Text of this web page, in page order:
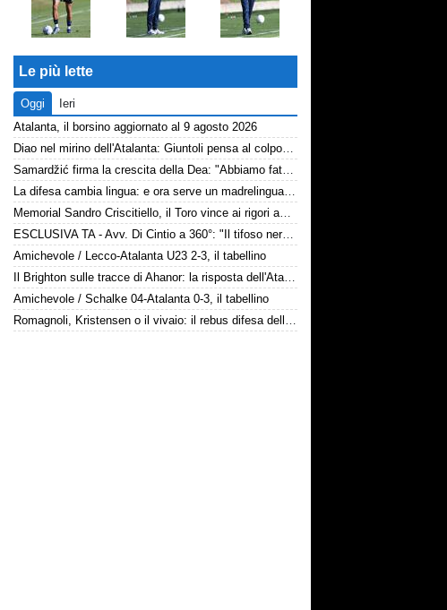
Le più lette
Oggi
Ieri
Atalanta, il borsino aggiornato al 9 agosto 2026
Diao nel mirino dell'Atalanta: Giuntoli pensa al colpo dal Como
Samardžić firma la crescita della Dea: "Abbiamo fatto vedere cosa possiamo fare"
La difesa cambia lingua: e ora serve un madrelingua della zona
Memorial Sandro Criscitiello, il Toro vince ai rigori ad Avellino
ESCLUSIVA TA - Avv. Di Cintio a 360°: "Il tifoso nerazzurro non può sentirsi trattato come un bancomat! Diamo tempo a Sarri, su Samardžić..."
Amichevole / Lecco-Atalanta U23 2-3, il tabellino
Il Brighton sulle tracce di Ahanor: la risposta dell'Atalanta
Amichevole / Schalke 04-Atalanta 0-3, il tabellino
Romagnoli, Kristensen o il vivaio: il rebus difesa dell'Atalanta